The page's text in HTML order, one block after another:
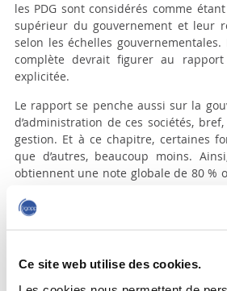
Ce site web utilise des cookies.
les PDG sont considérés comme
supérieur du gouvernement et leur
selon les échelles
complète devrait figurer au
explicitée.
Le rapport se penche aussi sur la
d’administration de ces sociétés,
gestion. Et à ce chapitre, certaines
que d’autres, beaucoup moins.
obtiennent une note globale de 80 %
améliorée par rapport à 2017 (71 %),
Parmi les critères analysés,
conseil, la dynamique des séances
comités, ainsi que le processus de